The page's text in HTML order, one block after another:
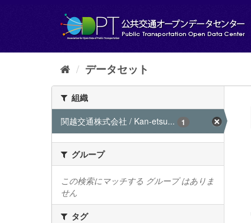
し
データセット
組織
関越交通株式会社 / Kan-etsu...
1
グループ
この検索にマッチする グループ はありま
せん
タグ